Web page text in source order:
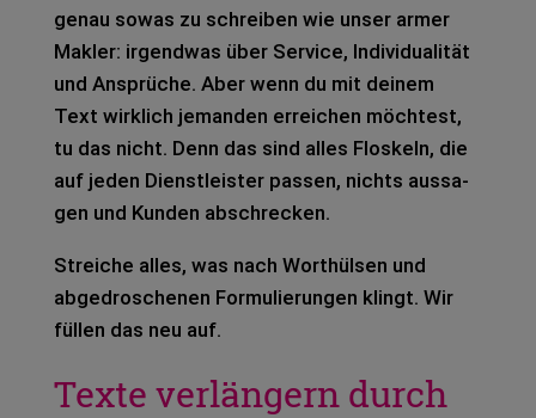
genau sowas zu schrei­ben wie unser armer
Mak­ler: irgend­was über Ser­vice, Indi­vi­dua­li­tät
und Ansprü­che. Aber wenn du mit dei­nem
Text wirk­lich jeman­den errei­chen möch­test,
tu das nicht. Denn das sind alles Flos­keln, die
auf jeden Dienst­leis­ter pas­sen, nichts aus­sa­
gen und Kun­den abschre­cken.
Strei­che alles, was nach Wort­hül­sen und
abge­dro­sche­nen For­mu­lie­run­gen klingt. Wir
fül­len das neu auf.
Texte verlängern durch